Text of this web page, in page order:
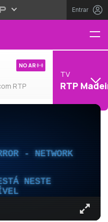
Entrar
RTP
NO AR
TV
RTP
- NETWORK
NESTE